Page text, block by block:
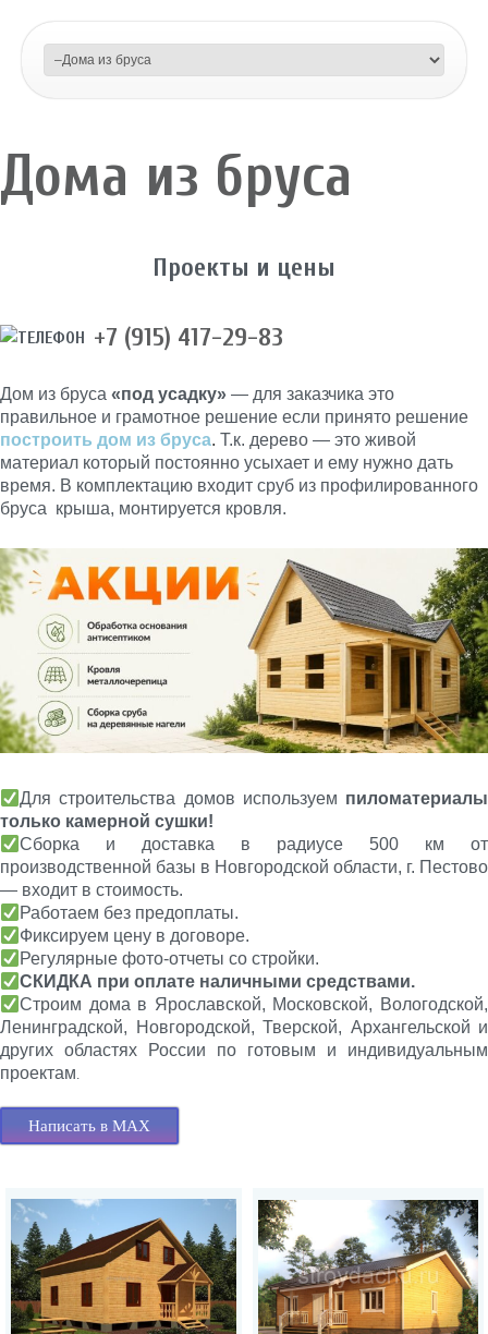
Дома из бруса
Проекты и цены
+7 (915) 417-29-83
Дом из бруса «под усадку» — для заказчика это
правильное и грамотное решение если принято решение
построить дом из бруса. Т.к. дерево — это живой
материал который постоянно усыхает и ему нужно дать
время. В комплектацию входит сруб из профилированного
бруса крыша, монтируется кровля.
Для строительства домов используем пиломатериалы
только камерной сушки!
Сборка и доставка в радиусе 500 км от
производственной базы в Новгородской области, г. Пестово
— входит в стоимость.
Работаем без предоплаты.
Фиксируем цену в договоре.
Регулярные фото-отчеты со стройки.
СКИДКА при оплате наличными средствами.
Строим дома в Ярославской, Московской, Вологодской,
Ленинградской, Новгородской, Тверской, Архангельской и
других областях России по готовым и индивидуальным
проектам.
Написать в MAX